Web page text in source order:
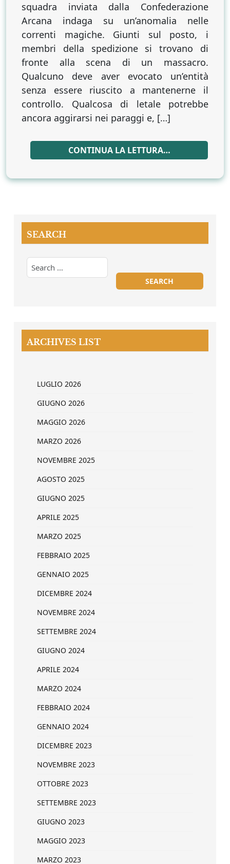
squadra inviata dalla Confederazione
Arcana indaga su un’anomalia nelle
correnti magiche. Giunti sul posto, i
membri della spedizione si trovano di
fronte alla scena di un massacro.
Qualcuno deve aver evocato un’entità
senza essere riuscito a mantenerne il
controllo. Qualcosa di letale potrebbe
ancora aggirarsi nei paraggi e, […]
CONTINUA LA LETTURA…
SEARCH
ARCHIVES LIST
LUGLIO 2026
GIUGNO 2026
MAGGIO 2026
MARZO 2026
NOVEMBRE 2025
AGOSTO 2025
GIUGNO 2025
APRILE 2025
MARZO 2025
FEBBRAIO 2025
GENNAIO 2025
DICEMBRE 2024
NOVEMBRE 2024
SETTEMBRE 2024
GIUGNO 2024
APRILE 2024
MARZO 2024
FEBBRAIO 2024
GENNAIO 2024
DICEMBRE 2023
NOVEMBRE 2023
OTTOBRE 2023
SETTEMBRE 2023
GIUGNO 2023
MAGGIO 2023
MARZO 2023